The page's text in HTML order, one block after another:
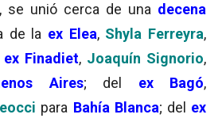
, se unió cerca de una decena
de la ex Elea, Shyla Ferreyra,
ex Finadiet, Joaquín Signorio,
Aires; del ex Bagó,
para Bahía Blanca; del ex